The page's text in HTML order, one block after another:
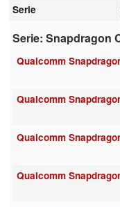
Serie
Serie: Snapdragon
Qualcomm
Qualcomm
Qualcomm
Qualcomm